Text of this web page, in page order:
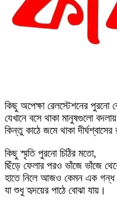
কিছু অপেক্ষা রেলস্টেশনের পুরনো
যেখানে বসে থাকা মানুষগুলো
কিন্তু কাঠে জমে থাকা দীর্ঘশ্বাসের
কিছু স্মৃতি পুরনো চিঠির মতো,
ছিঁড়ে ফেলার পরও ভাঁজে ভাঁজে
হাতে নিলে আজও কেমন এক গন্ধ
যা শুধু হৃদয়ের পাঠে বোঝা যায়।